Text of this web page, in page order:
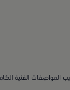
المواصفات الفنية